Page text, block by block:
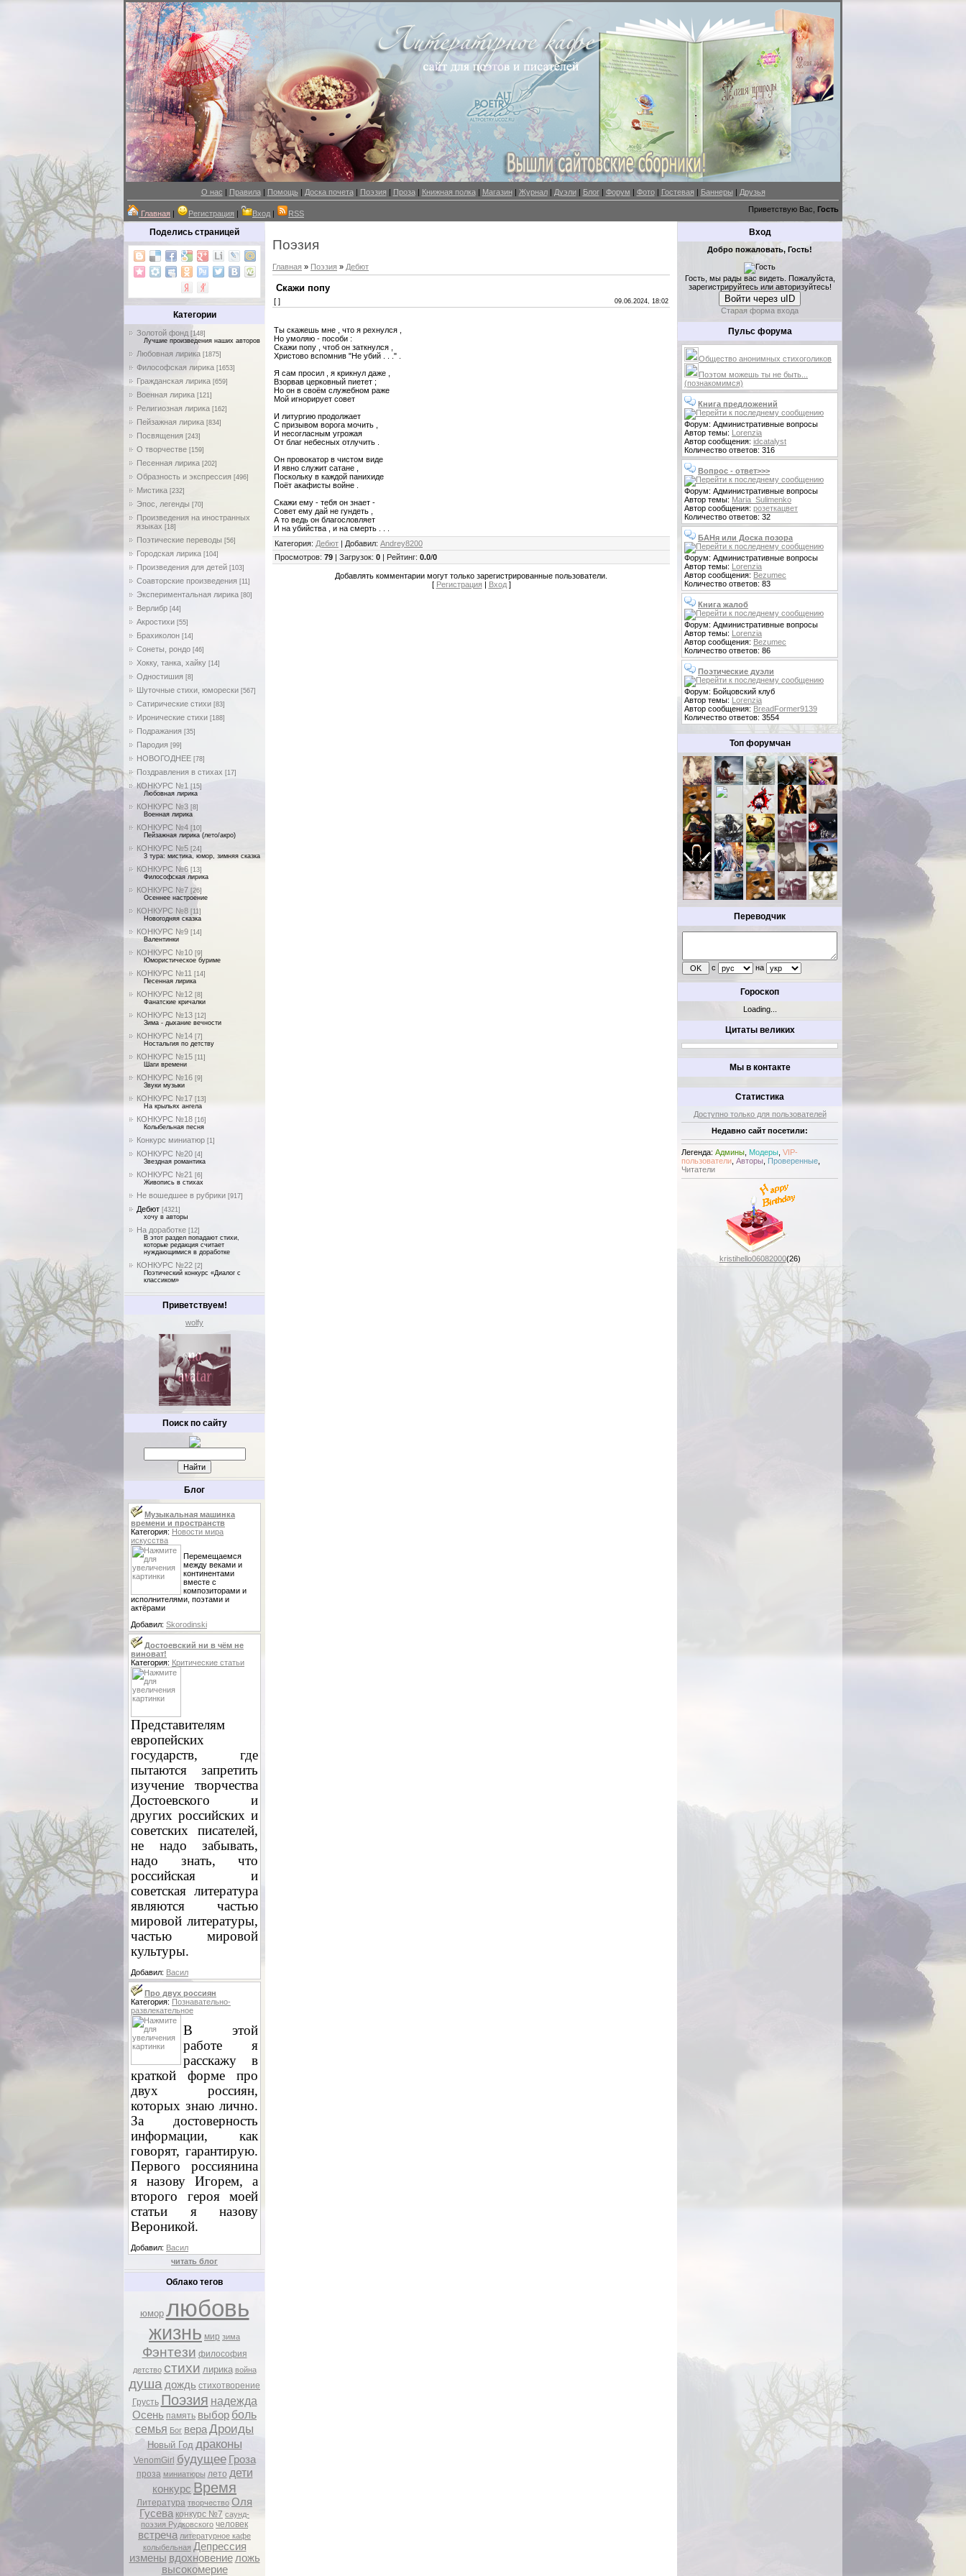
О нас | Правила| Помощь | Доска почета| Поэзия | Проза| Книжная полка| Магазин| Журнал| Дуэли| Блог| Форум | Фото| Гостевая | Баннеры | Друзья
Главная | Регистрация | Вход | RSS Приветствую Вас, Гость
Поделись страницей
Категории
Золотой фонд [148]
Лучшие произведения наших авторов
Любовная лирика [1875]
Философская лирика [1653]
Гражданская лирика [659]
Военная лирика [121]
Религиозная лирика [162]
Пейзажная лирика [834]
Посвящения [243]
О творчестве [159]
Песенная лирика [202]
Образность и экспрессия [496]
Мистика [232]
Эпос, легенды [70]
Произведения на иностранных
языках [18]
Поэтические переводы [56]
Городская лирика [104]
Произведения для детей [103]
Соавторские произведения [11]
Экспериментальная лирика [80]
Верлибр [44]
Акростихи [55]
Брахиколон [14]
Сонеты, рондо [46]
Хокку, танка, хайку [14]
Одностишия [8]
Шуточные стихи, юморески [567]
Сатирические стихи [83]
Иронические стихи [188]
Подражания [35]
Пародия [99]
НОВОГОДНЕЕ [78]
Поздравления в стихах [17]
КОНКУРС №1 [15]
Любовная лирика
КОНКУРС №3 [8]
Военная лирика
КОНКУРС №4 [10]
Пейзажная лирика (лето/акро)
КОНКУРС №5 [24]
3 тура: мистика, юмор, зимняя сказка
КОНКУРС №6 [13]
Философская лирика
КОНКУРС №7 [26]
Осеннее настроение
КОНКУРС №8 [11]
Новогодняя сказка
КОНКУРС №9 [14]
Валентинки
КОНКУРС №10 [9]
Юмористическое буриме
КОНКУРС №11 [14]
Песенная лирика
КОНКУРС №12 [8]
Фанатские кричалки
КОНКУРС №13 [12]
Зима - дыхание вечности
КОНКУРС №14 [7]
Ностальгия по детству
КОНКУРС №15 [11]
Шаги времени
КОНКУРС №16 [9]
Звуки музыки
КОНКУРС №17 [13]
На крыльях ангела
КОНКУРС №18 [16]
Колыбельная песня
Конкурс миниатюр [1]
КОНКУРС №20 [4]
Звездная романтика
КОНКУРС №21 [6]
Живопись в стихах
Не вошедшее в рубрики [917]
Дебют [4321]
хочу в авторы
На доработке [12]
В этот раздел попадают стихи,
которые редакция считает
нуждающимися в доработке
КОНКУРС №22 [2]
Поэтический конкурс «Диалог с
классиком»
Приветствуем!
wolfy
Поиск по сайту
Блог
Музыкальная машинка
времени и пространств
Категория: Новости мира
искусства
Перемещаемся
между веками и
континентами
вместе с
композиторами и
исполнителями, поэтами и
актёрами
Добавил: Skorodinski
Достоевский ни в чём не
виноват!
Категория: Критические статьи
Представителям
европейских
государств, где
пытаются запретить
изучение творчества
Достоевского и
других российских и
советских писателей,
не надо забывать,
надо знать, что
российская и
советская литература
являются частью
мировой литературы,
частью мировой
культуры.
Добавил: Васил
Про двух россиян
Категория: Познавательно-
развлекательное
В этой
работе я
расскажу в
краткой форме про
двух россиян,
которых знаю лично.
За достоверность
информации, как
говорят, гарантирую.
Первого россиянина
я назову Игорем, а
второго героя моей
статьи я назову
Вероникой.
Добавил: Васил
читать блог
Облако тегов
юмор любовь
жизнь мир зима
Фэнтези философия
детство стихи лирика война
душа дождь стихотворение
Грусть Поэзия надежда
Осень память выбор боль
семья Бог вераДроиды
Новый Год драконы
VenomGirl будущее Гроза
проза миниатюры лето дети
конкурс Время
Литература творчество Оля
Гусева конкурс №7 саунд-
поэзия Рудковского человек
встреча литературное кафе
колыбельная Депрессия
измены вдохновение ложь
высокомерие
Поэзия
Главная » Поэзия » Дебют
Скажи попу
[ ] 09.06.2024, 18:02
Ты скажешь мне , что я рехнулся ,
Но умоляю - пособи :
Скажи попу , чтоб он заткнулся ,
Христово вспомнив "Не убий . . ." .
Я сам просил , я крикнул даже ,
Взорвав церковный пиетет ;
Но он в своём служебном раже
Мой игнорирует совет
И литургию продолжает
С призывом ворога мочить ,
И несогласным угрожая
От благ небесных отлучить .
Он провокатор в чистом виде
И явно служит сатане ,
Поскольку в каждой панихиде
Поёт акафисты войне .
Скажи ему - тебя он знает -
Совет ему дай не гундеть ,
А то ведь он благословляет
И на убийства , и на смерть . . .
Категория: Дебют Добавил: Andrey8200
Просмотров: 79 Загрузок: 0 Рейтинг: 0.0/0
Добавлять комментарии могут только зарегистрированные пользователи.
[ Регистрация Вход]
Вход
Добро пожаловать, Гость!
Гость, мы рады вас видеть. Пожалуйста,
зарегистрируйтесь или авторизуйтесь!
Войти через uID
Старая форма входа
Пульс форума
Общество анонимных стихоголиков
Поэтом можешь ты не быть...
(познакомимся)
Книга предложений
Форум: Административные вопросы
Автор темы: Lorenzia
Автор сообщения: idcatalyst
Количество ответов: 316
Вопрос - ответ>>>
Форум: Административные вопросы
Автор темы: Maria_Sulimenko
Автор сообщения: розеткацвет
Количество ответов: 32
БАНя или Доска позора
Форум: Административные вопросы
Автор темы: Lorenzia
Автор сообщения: Bezumec
Количество ответов: 83
Книга жалоб
Форум: Административные вопросы
Автор темы: Lorenzia
Автор сообщения: Bezumec
Количество ответов: 86
Поэтические дуэли
Форум: Бойцовский клуб
Автор темы: Lorenzia
Автор сообщения: BreadFormer9139
Количество ответов: 3554
Топ форумчан
Переводчик
с на
Гороскоп
Loading...
Цитаты великих
Мы в контакте
Статистика
Доступно только для пользователей
Недавно сайт посетили:
Легенда: Админы Модеры VIP-
пользователи Авторы Проверенные
Читатели
kristihello06082000(26)